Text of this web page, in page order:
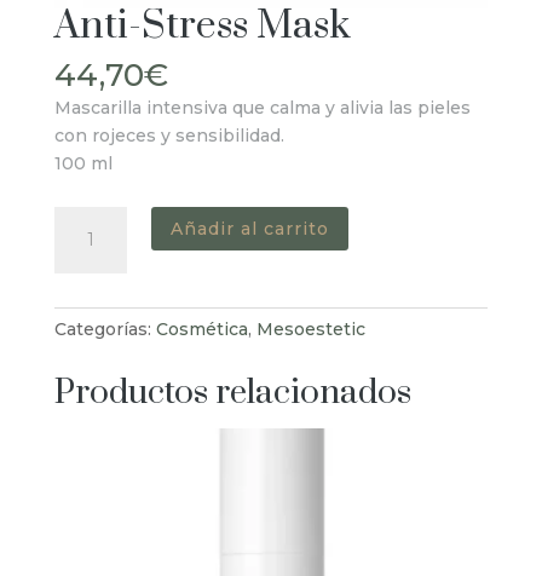
Anti-Stress Mask
44,70€
Mascarilla intensiva que calma y alivia las pieles
con rojeces y sensibilidad.
100 ml
Stress
cantidad
Añadir al carrito
Categorías: Cosmética, Mesoestetic
Productos relacionados